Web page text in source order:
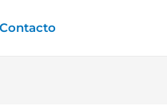
Contacto